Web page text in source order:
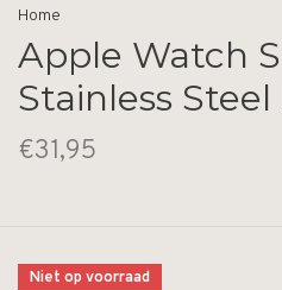
Home
Apple Watch
Stainless
€31,95
Niet op voorraad